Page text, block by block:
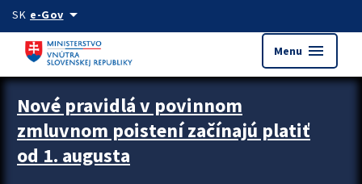
Preskocit na hlavný obsah
SK e-Govarrow_drop_down
Menu menu
Zastavit automatický posun upútavok
Nové pravidlá v povinnom
zmluvnom poistení začínajú platiť
od 1. augusta